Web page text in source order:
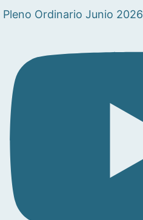
Pleno Ordinario Junio 2026